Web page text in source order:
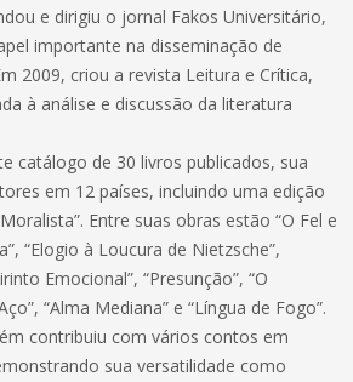
e dirigiu o jornal Fakos Universitário,
importante na disseminação de
2009, criou a revista Leitura e Crítica,
à análise e discussão da literatura
catálogo de 30 livros publicados, sua
em 12 países, incluindo uma edição
Entre suas obras estão “O Fel e
“Elogio à Loucura de Nietzsche”,
Emocional”, “Presunção”, “O
“Alma Mediana” e “Língua de Fogo”.
contribuiu com vários contos em
sua versatilidade como